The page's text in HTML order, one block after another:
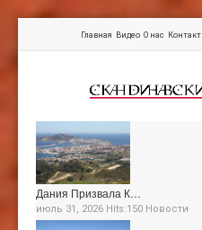
Главная Видео О нас Контакт
Дания Призвала К…
июль 31, 2026 Hits:150 Новости